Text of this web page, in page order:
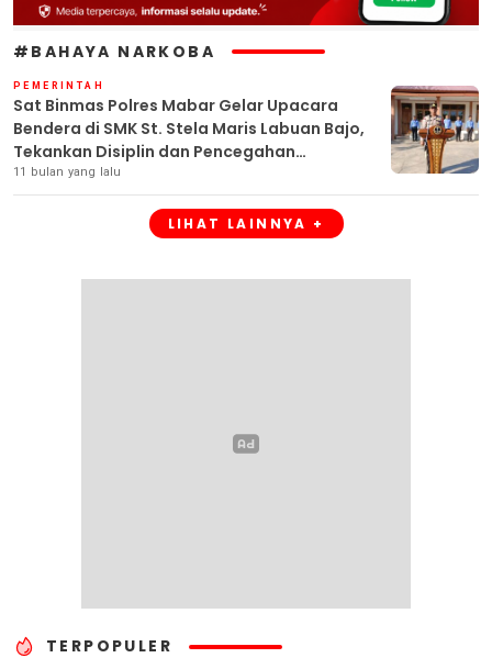
#BAHAYA NARKOBA
PEMERINTAH
Sat Binmas Polres Mabar Gelar Upacara
Bendera di SMK St. Stela Maris Labuan Bajo,
Tekankan Disiplin dan Pencegahan
Kenakalan Remaja
11 bulan yang lalu
LIHAT LAINNYA +
TERPOPULER